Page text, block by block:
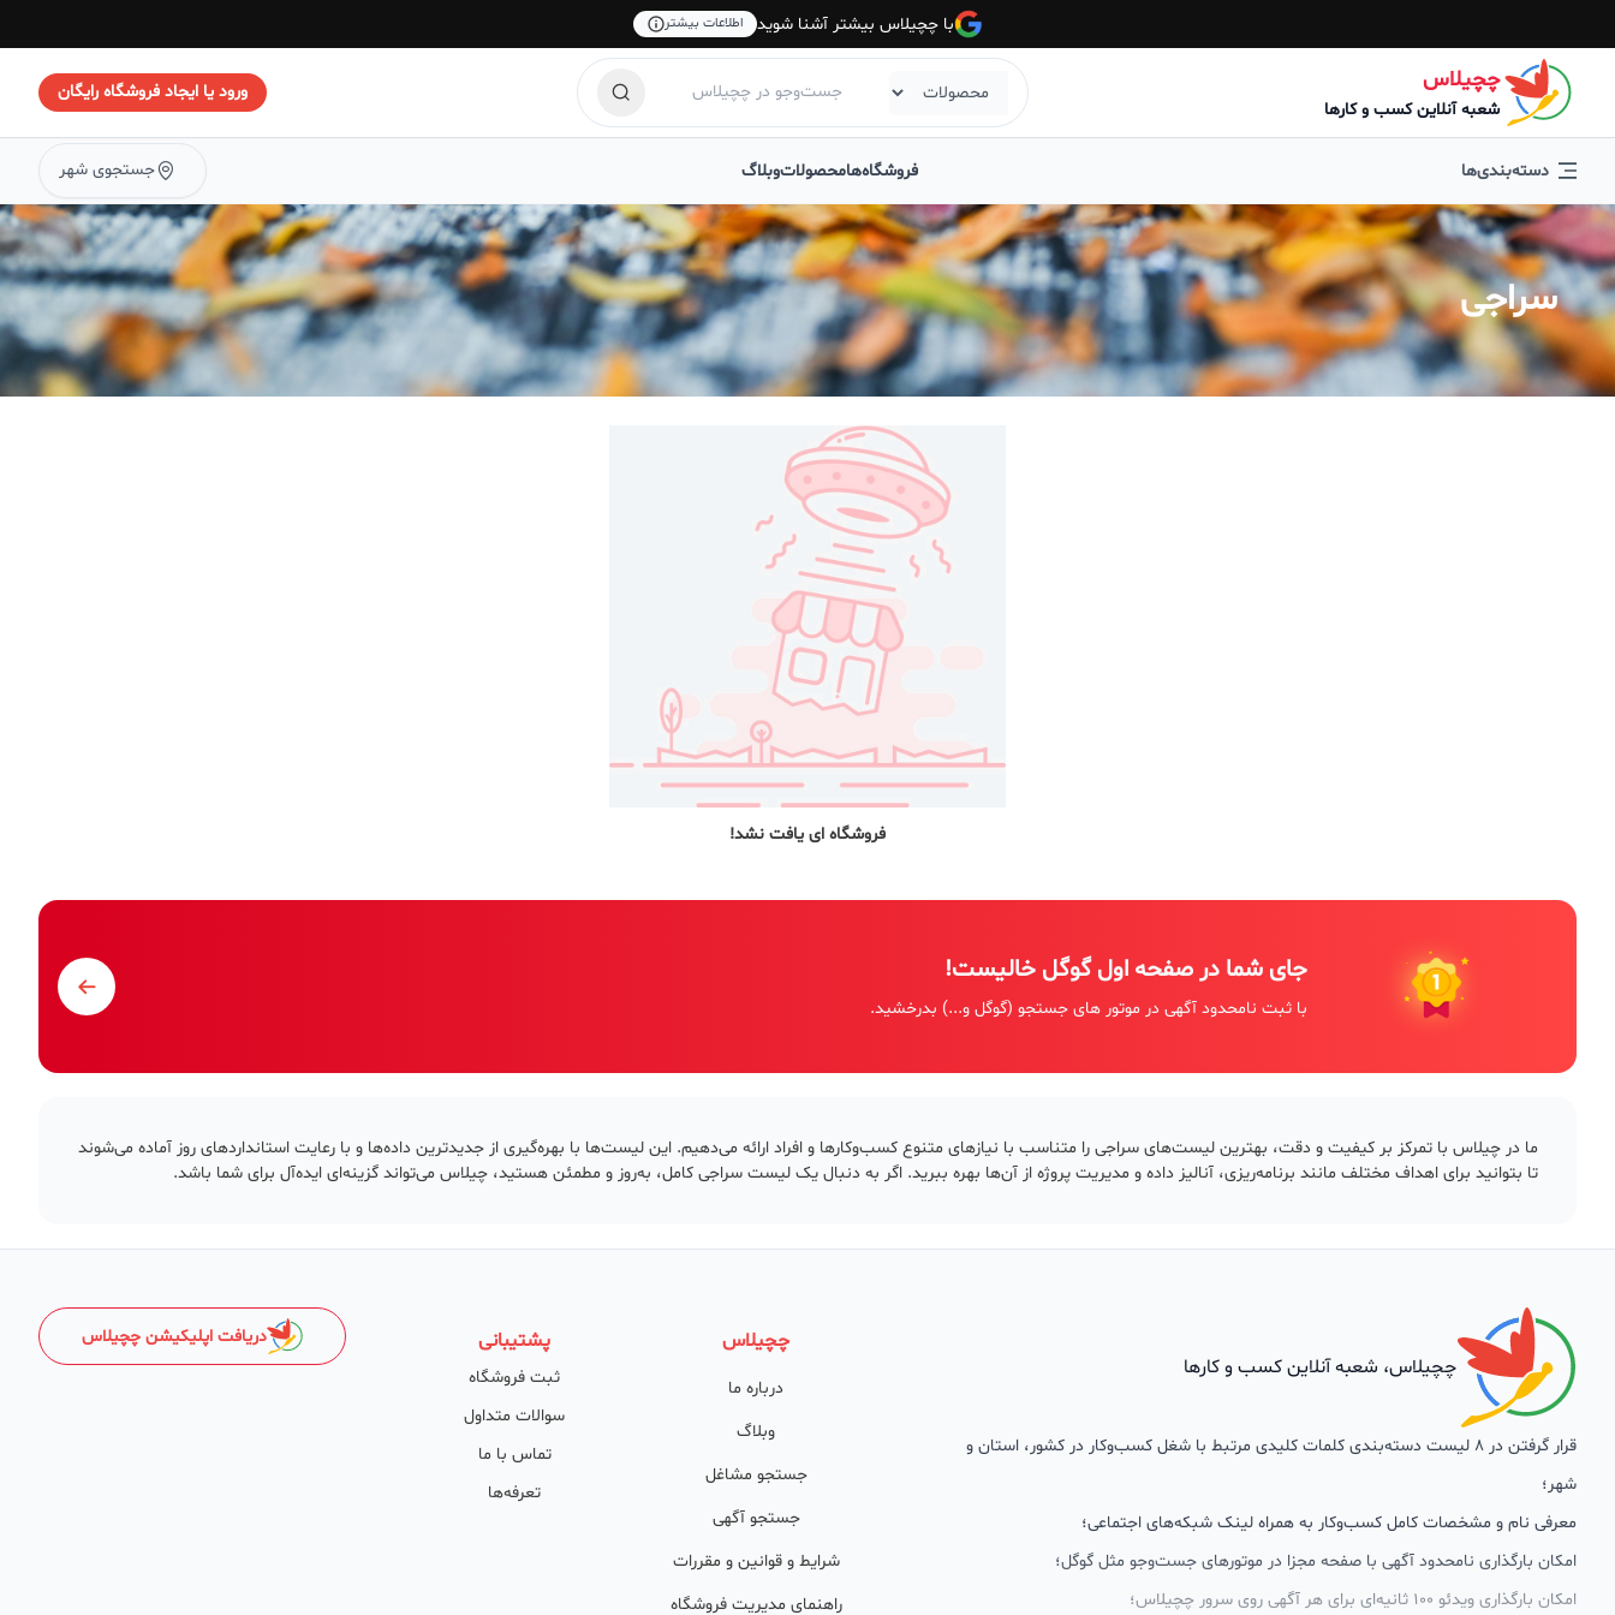
با چچیلاس بیشتر آشنا شوید اطلاعات بیشتر
چچیلاس
شعبه آنلاین کسب و کارها
ورود یا ایجاد فروشگاه رایگان
دسته‌بندی‌ها فروشگاه‌هامحصولاتوبلاگ جستجوی شهر
سراجی
فروشگاه ای یافت نشد!
جای شما در صفحه اول گوگل خالیست!
با ثبت نامحدود آگهی در موتور های جستجو (گوگل و...) بدرخشید.
ما در چیلاس با تمرکز بر کیفیت و دقت، بهترین لیست‌های سراجی را متناسب با نیازهای متنوع کسب‌وکارها و افراد ارائه می‌دهیم. این لیست‌ها با بهره‌گیری از جدیدترین داده‌ها و با رعایت استانداردهای روز آماده می‌شوند
تا بتوانید برای اهداف مختلف مانند برنامه‌ریزی، آنالیز داده و مدیریت پروژه از آن‌ها بهره ببرید. اگر به دنبال یک لیست سراجی کامل، به‌روز و مطمئن هستید، چیلاس می‌تواند گزینه‌ای ایده‌آل برای شما باشد.
چچیلاس، شعبه آنلاین کسب و کارها
قرار گرفتن در 8 لیست دسته‌بندی کلمات کلیدی مرتبط با شغل کسب‌وکار در کشور، استان و
شهر؛
معرفی نام و مشخصات کامل کسب‌وکار به همراه لینک شبکه‌های اجتماعی؛
امکان بارگذاری نامحدود آگهی با صفحه مجزا در موتورهای جست‌وجو مثل گوگل؛
امکان بارگذاری ویدئو 100 ثانیه‌ای برای هر آگهی روی سرور چچیلاس؛
چچیلاس
درباره ما
وبلاگ
جستجو مشاغل
جستجو آگهی
شرایط و قوانین و مقررات
راهنمای مدیریت فروشگاه
پشتیبانی
ثبت فروشگاه
سوالات متداول
تماس با ما
تعرفه‌ها
دریافت اپلیکیشن چچیلاس